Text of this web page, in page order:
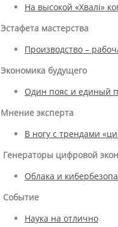
На высокой «Хвалі»
Эстафета мастерства
Производство –
Экономика будущего
Один пояс и единый
Мнение эксперта
В ногу с трендами
Генераторы цифровой
Облака и
Событие
Наука на отлично